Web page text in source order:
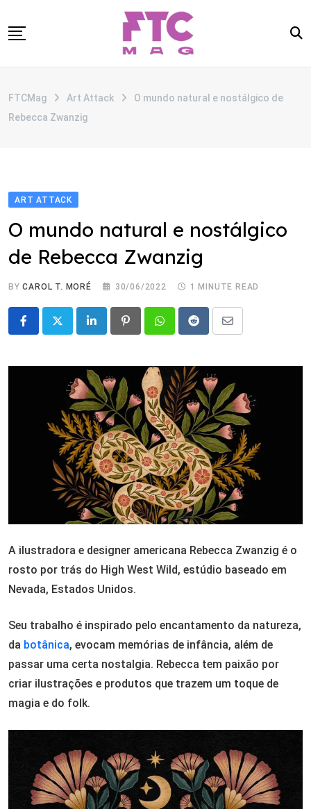
to
CATEGORIAS
FTCMag Art Attack
O mundo natural e nostálgico de
Rebecca Zwanzig
ART ATTACK
O mundo natural e nostálgico
de Rebecca Zwanzig
BYCAROL T. MORÉ 30/06/2022 1 MINUTE READ
LinkedIn PinterestWhatsappRedditShare
Email
A ilustradora e designer americana Rebecca Zwanzig é o
rosto por trás do High West Wild, estúdio baseado em
Nevada, Estados Unidos.
Seu trabalho é inspirado pelo encantamento da natureza,
da botânica, evocam memórias de infância, além de
passar uma certa nostalgia. Rebecca tem paixão por
criar ilustrações e produtos que trazem um toque de
magia e do folk.